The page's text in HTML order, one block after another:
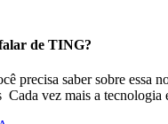
de TING?
precisa saber sobre essa
Cada vez mais a tecnologia